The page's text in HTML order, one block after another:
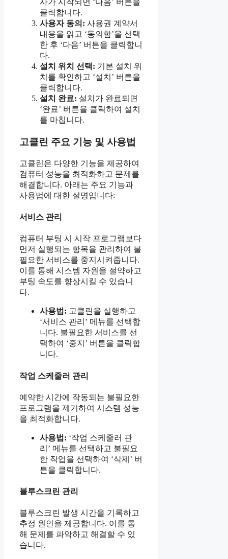
사가 시작되면 ‘다음’ 버튼을
클릭합니다.
사용자 동의: 사용권 계약서
내용을 읽고 ‘동의함’을 선택
한 후 ‘다음’ 버튼을 클릭합니
다.
설치 위치 선택: 기본 설치 위
치를 확인하고 ‘설치’ 버튼을
클릭합니다.
설치 완료: 설치가 완료되면
‘완료’ 버튼을 클릭하여 설치
를 마칩니다.
고클린 주요 기능 및 사용법
고클린은 다양한 기능을 제공하여
컴퓨터 성능을 최적화하고 문제를
해결합니다. 아래는 주요 기능과
사용법에 대한 설명입니다:
서비스 관리
컴퓨터 부팅 시 시작 프로그램보다
먼저 실행되는 항목을 관리하여 불
필요한 서비스를 중지시켜줍니다.
이를 통해 시스템 자원을 절약하고
부팅 속도를 향상시킬 수 있습니
다.
사용법: 고클린을 실행하고
‘서비스 관리’ 메뉴를 선택합
니다. 불필요한 서비스를 선
택하여 ‘중지’ 버튼을 클릭합
니다.
작업 스케줄러 관리
예약한 시간에 작동되는 불필요한
프로그램을 제거하여 시스템 성능
을 최적화합니다.
사용법: ‘작업 스케줄러 관
리’ 메뉴를 선택하고 불필요
한 작업을 선택하여 ‘삭제’ 버
튼을 클릭합니다.
블루스크린 관리
블루스크린 발생 시간을 기록하고
추정 원인을 제공합니다. 이를 통
해 문제를 파악하고 해결할 수 있
습니다.